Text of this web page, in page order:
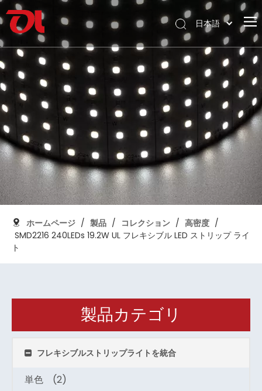
ホームページ
私たちに関しては
製品
応用
サポート
ダウンロード
ブログ
コンタクト
日本語
العربية
Français
Pусский
Español
Português
Deutsch
Italiano
한국어
Nederlands
ホームページ / 製品 / コレクション / 高密度 /
SMD2216 240LEDs 19.2W UL フレキシブル LED ストリップ ライ
ト
製品カテゴリ
フレキシブルストリップライトを統合
単色
(2)